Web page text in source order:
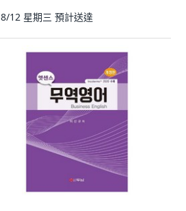
8/12 星期三 預計送達